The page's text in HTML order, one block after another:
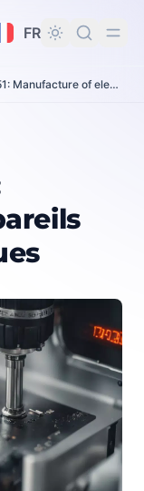
FR
CAEN Code 2751: Manufacture of electric domestic appliances